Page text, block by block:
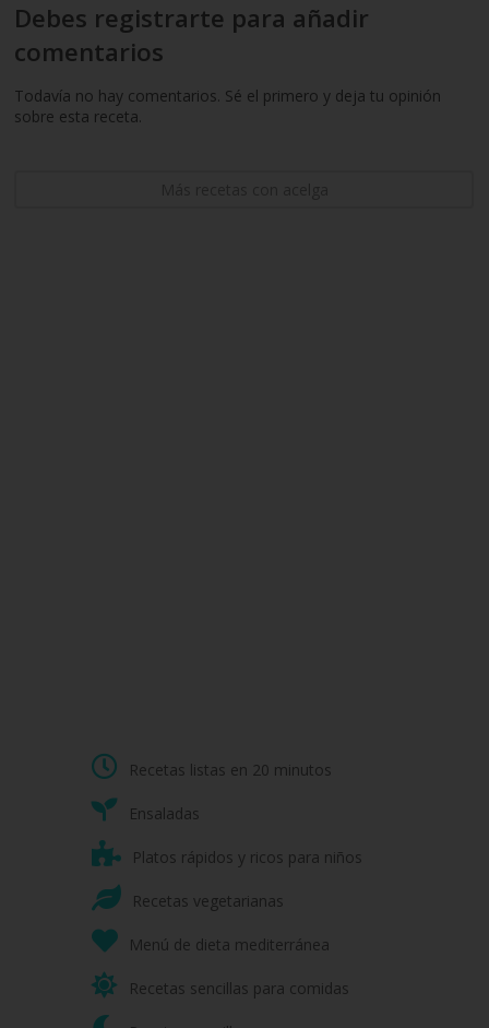
Debes registrarte para añadir
comentarios
Todavía no hay comentarios. Sé el primero y deja tu opinión
sobre esta receta.
Recetas listas en 20 minutos
Ensaladas
Platos rápidos y ricos para niños
Recetas vegetarianas
Menú de dieta mediterránea
Recetas sencillas para comidas